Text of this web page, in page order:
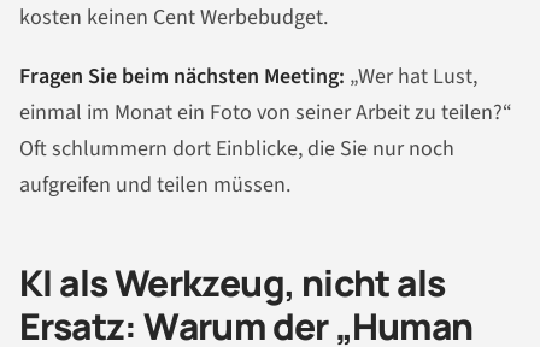
kosten keinen Cent Werbebudget.
Fragen Sie beim nächsten Meeting: „Wer hat Lust,
einmal im Monat ein Foto von seiner Arbeit zu teilen?“
Oft schlummern dort Einblicke, die Sie nur noch
aufgreifen und teilen müssen.
KI als Werkzeug, nicht als
Ersatz: Warum der „Human